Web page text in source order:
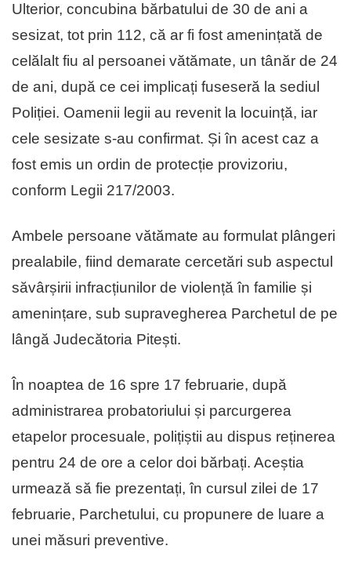
Ulterior, concubina bărbatului de 30 de ani a
sesizat, tot prin 112, că ar fi fost amenințată de
celălalt fiu al persoanei vătămate, un tânăr de 24
de ani, după ce cei implicați fuseseră la sediul
Poliției. Oamenii legii au revenit la locuință, iar
cele sesizate s-au confirmat. Și în acest caz a
fost emis un ordin de protecție provizoriu,
conform Legii 217/2003.
Ambele persoane vătămate au formulat plângeri
prealabile, fiind demarate cercetări sub aspectul
săvârșirii infracțiunilor de violență în familie și
amenințare, sub supravegherea Parchetul de pe
lângă Judecătoria Pitești.
În noaptea de 16 spre 17 februarie, după
administrarea probatoriului și parcurgerea
etapelor procesuale, polițiștii au dispus reținerea
pentru 24 de ore a celor doi bărbați. Aceștia
urmează să fie prezentați, în cursul zilei de 17
februarie, Parchetului, cu propunere de luare a
unei măsuri preventive.